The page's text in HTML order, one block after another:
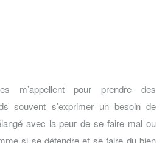
m’appellent pour prendre des
souvent s’exprimer un besoin de
avec la peur de se faire mal ou
si se détendre et se faire du bien